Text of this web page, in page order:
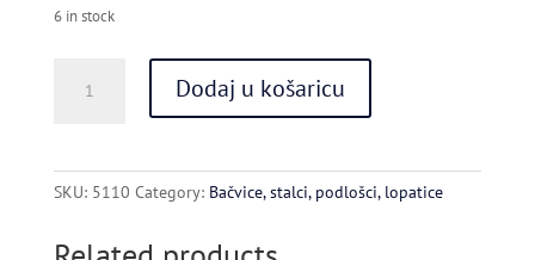
6 in stock
ROSTFREI-
Dodaj u košaricu
SKU: 5110 Category: Bačvice, stalci, podlošci, lopatice